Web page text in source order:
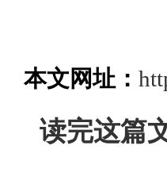
本文网址：
读完这篇